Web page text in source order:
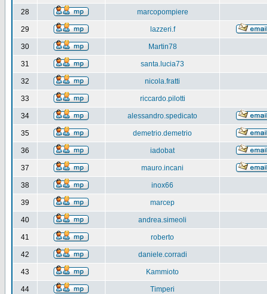
28 marcopompiere
29 lazzeri.f
30 Martin78
31 santa.lucia73
32 nicola.fratti
33 riccardo.pilotti
34 alessandro.spedicato
35 demetrio.demetrio
36 iadobat
37 mauro.incani
38 inox66
39 marcep
40 andrea.simeoli
41 roberto
42 daniele.corradi
43 Kammioto
44 Timperi